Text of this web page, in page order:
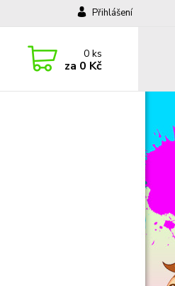
Přihlášení
0ks
za 0 Kč